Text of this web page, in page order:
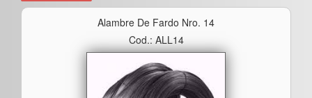
Alambre De Fardo Nro. 14
Cod.: ALL14